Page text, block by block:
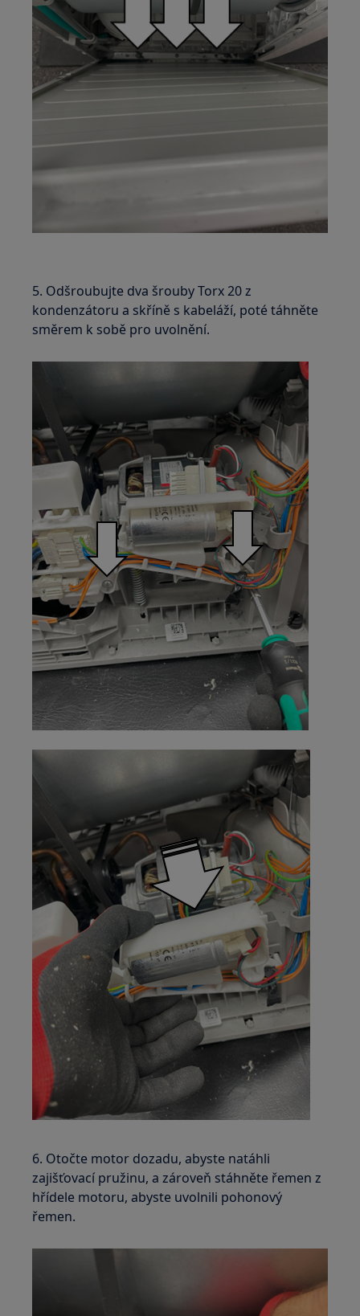
5. Odšroubujte dva šrouby Torx 20 z
kondenzátoru a skříně s kabeláží, poté táhněte
směrem k sobě pro uvolnění.
6. Otočte motor dozadu, abyste natáhli
zajišťovací pružinu, a zároveň stáhněte řemen z
hřídele motoru, abyste uvolnili pohonový
řemen.